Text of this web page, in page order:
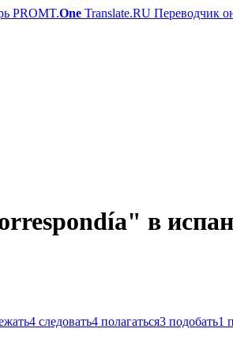
PROMT.One Translate.RU Переводчик
в
4 следовать4 полагаться3 подобать1